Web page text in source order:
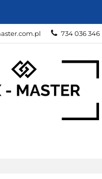
734 036 346
SPORT